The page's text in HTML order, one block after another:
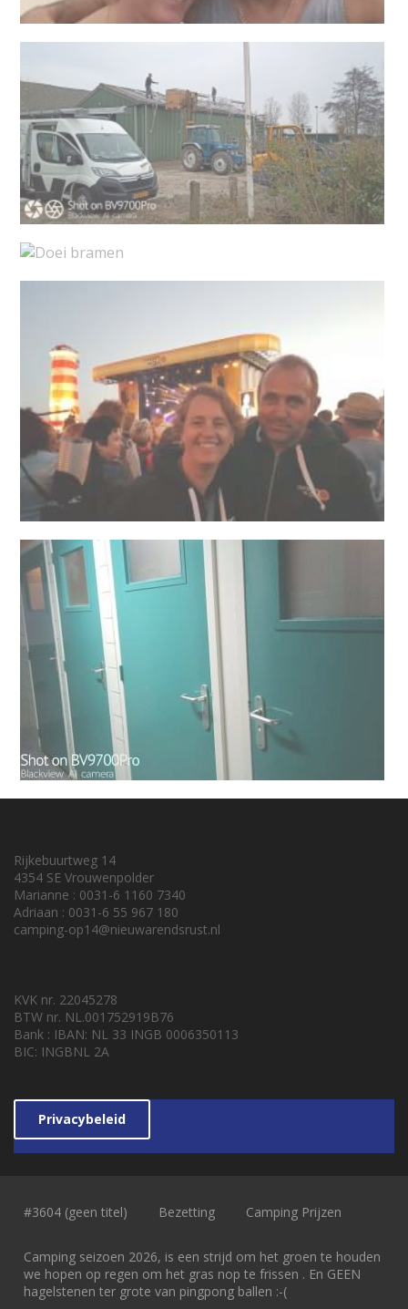
Rijkebuurtweg 14
4354 SE Vrouwenpolder
Marianne : 0031-6 1160 7340
Adriaan : 0031-6 55 967 180
camping-op14@nieuwarendsrust.nl
KVK nr. 22045278
BTW nr. NL.001752919B76
Bank : IBAN: NL 33 INGB 0006350113
BIC: INGBNL 2A
Privacybeleid
#3604 (geen titel) Bezetting Camping Prijzen
Camping seizoen 2026, is een strijd om het groen te houden
we hopen op regen om het gras nop te frissen . En GEEN
hagelstenen ter grote van pingpong ballen :-(